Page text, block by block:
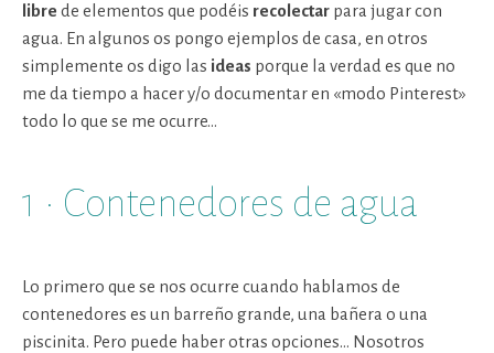
libre de elementos que podéis recolectar para jugar con
agua. En algunos os pongo ejemplos de casa, en otros
simplemente os digo las ideas porque la verdad es que no
me da tiempo a hacer y/o documentar en «modo Pinterest»
todo lo que se me ocurre…
1 · Contenedores de agua
Lo primero que se nos ocurre cuando hablamos de
contenedores es un barreño grande, una bañera o una
piscinita. Pero puede haber otras opciones… Nosotros